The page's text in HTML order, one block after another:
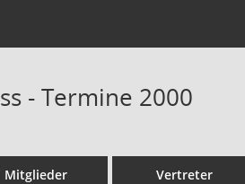
- Termine 2000
Mitglieder Vertreter